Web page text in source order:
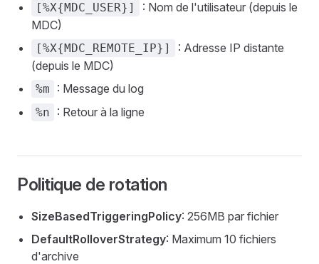
[%X{MDC_USER}]
: Nom de l'utilisateur (depuis le
MDC)
[%X{MDC_REMOTE_IP}]
: Adresse IP distante
(depuis le MDC)
%m : Message du log
%n : Retour à la ligne
Politique de rotation
SizeBasedTriggeringPolicy: 256MB par fichier
DefaultRolloverStrategy: Maximum 10 fichiers
d'archive